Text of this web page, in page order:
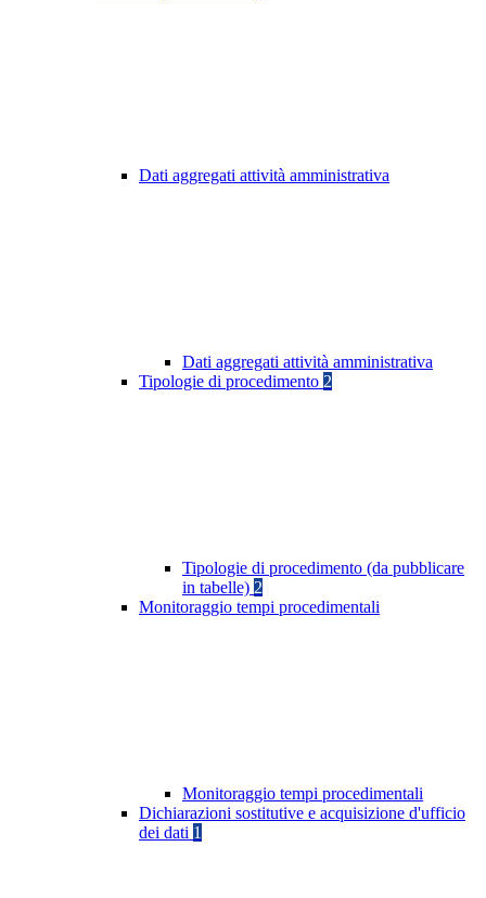
Dati aggregati attività amministrativa
Dati aggregati attività amministrativa
Tipologie di procedimento 2
Tipologie di procedimento (da pubblicare
in tabelle) 2
Monitoraggio tempi procedimentali
Monitoraggio tempi procedimentali
Dichiarazioni sostitutive e acquisizione d'ufficio
dei dati 1